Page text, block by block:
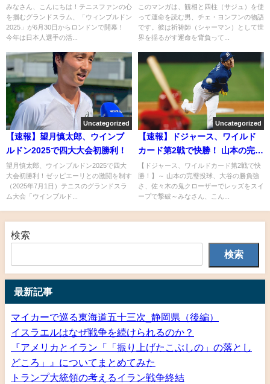
星！
みなさん、こんにちは！テニスファンの心
を掴むグランドスラム、「ウィンブルドン
2025」が6月30日からロンドンで開幕！
今年は日本人選手の活...
このマンガは、観相と四柱（サジュ）を使
って運命を読む男、チェ・ヨンフンの物語
です。彼は祈祷師（シャーマン）として世
界を揺るがす運命を背負って...
Uncategorized
【速報】望月慎太郎、ウインブ
ルドン2025で四大大会初勝利！
望月慎太郎、ウインブルドン2025で四大
大会初勝利！ゼッピエーリとの激闘を制す
（2025年7月1日）テニスのグランドスラ
ム大会「ウインブルド...
Uncategorized
【速報】ドジャース、ワイルド
カード第2戦で快勝！ 山本の完璧
投球、大谷の勝負強さ、佐々木
の鬼クローザーでレッズをスイ
ープで撃破
【ドジャース、ワイルドカード第2戦で快
勝！】～ 山本の完璧投球、大谷の勝負強
さ、佐々木の鬼クローザーでレッズをスイ
ープで撃破～みなさん、こん...
検索
検索
最新記事
マイカーで巡る東海道五十三次_静岡県（後編）
イスラエルはなぜ戦争を続けられるのか？
『アメリカとイラン「「振り上げたこぶしの」の落とし
どころ」』についてまとめてみた
トランプ大統領の考えるイラン戦争終結